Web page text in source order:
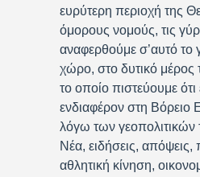
ευρύτερη περιοχή της
όμορους νομούς, τις
αναφερθούμε σ’αυτό το
χώρο, στο δυτικό μέρος
το οποίο πιστεύουμε ότι
ενδιαφέρον στη Βόρειο
λόγω των γεοπολιτικών
Νέα, ειδήσεις, απόψεις,
αθλητική κίνηση,